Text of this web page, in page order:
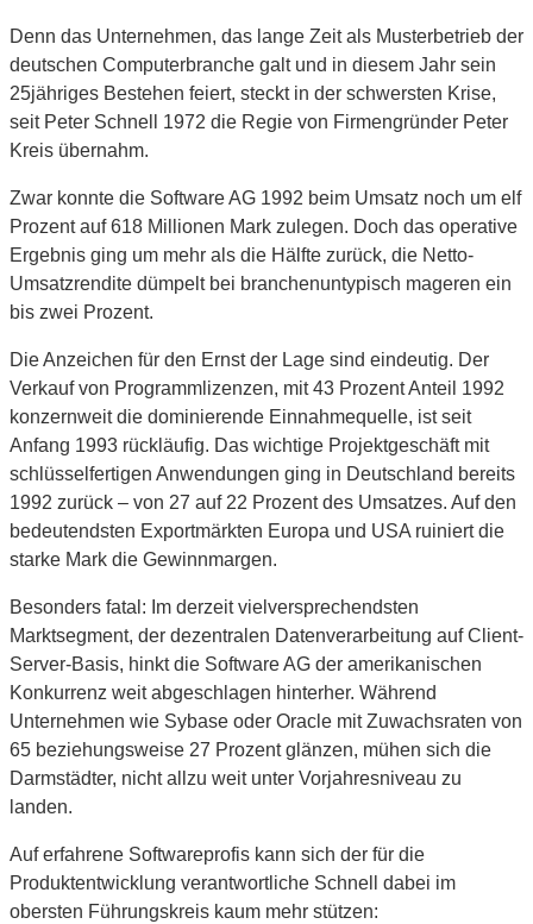
Denn das Unternehmen, das lange Zeit als Musterbetrieb der
deutschen Computerbranche galt und in diesem Jahr sein
25jähriges Bestehen feiert, steckt in der schwersten Krise,
seit Peter Schnell 1972 die Regie von Firmengründer Peter
Kreis übernahm.
Zwar konnte die Software AG 1992 beim Umsatz noch um elf
Prozent auf 618 Millionen Mark zulegen. Doch das operative
Ergebnis ging um mehr als die Hälfte zurück, die Netto-
Umsatzrendite dümpelt bei branchenuntypisch mageren ein
bis zwei Prozent.
Die Anzeichen für den Ernst der Lage sind eindeutig. Der
Verkauf von Programmlizenzen, mit 43 Prozent Anteil 1992
konzernweit die dominierende Einnahmequelle, ist seit
Anfang 1993 rückläufig. Das wichtige Projektgeschäft mit
schlüsselfertigen Anwendungen ging in Deutschland bereits
1992 zurück – von 27 auf 22 Prozent des Umsatzes. Auf den
bedeutendsten Exportmärkten Europa und USA ruiniert die
starke Mark die Gewinnmargen.
Besonders fatal: Im derzeit vielversprechendsten
Marktsegment, der dezentralen Datenverarbeitung auf Client-
Server-Basis, hinkt die Software AG der amerikanischen
Konkurrenz weit abgeschlagen hinterher. Während
Unternehmen wie Sybase oder Oracle mit Zuwachsraten von
65 beziehungsweise 27 Prozent glänzen, mühen sich die
Darmstädter, nicht allzu weit unter Vorjahresniveau zu
landen.
Auf erfahrene Softwareprofis kann sich der für die
Produktentwicklung verantwortliche Schnell dabei im
obersten Führungskreis kaum mehr stützen: